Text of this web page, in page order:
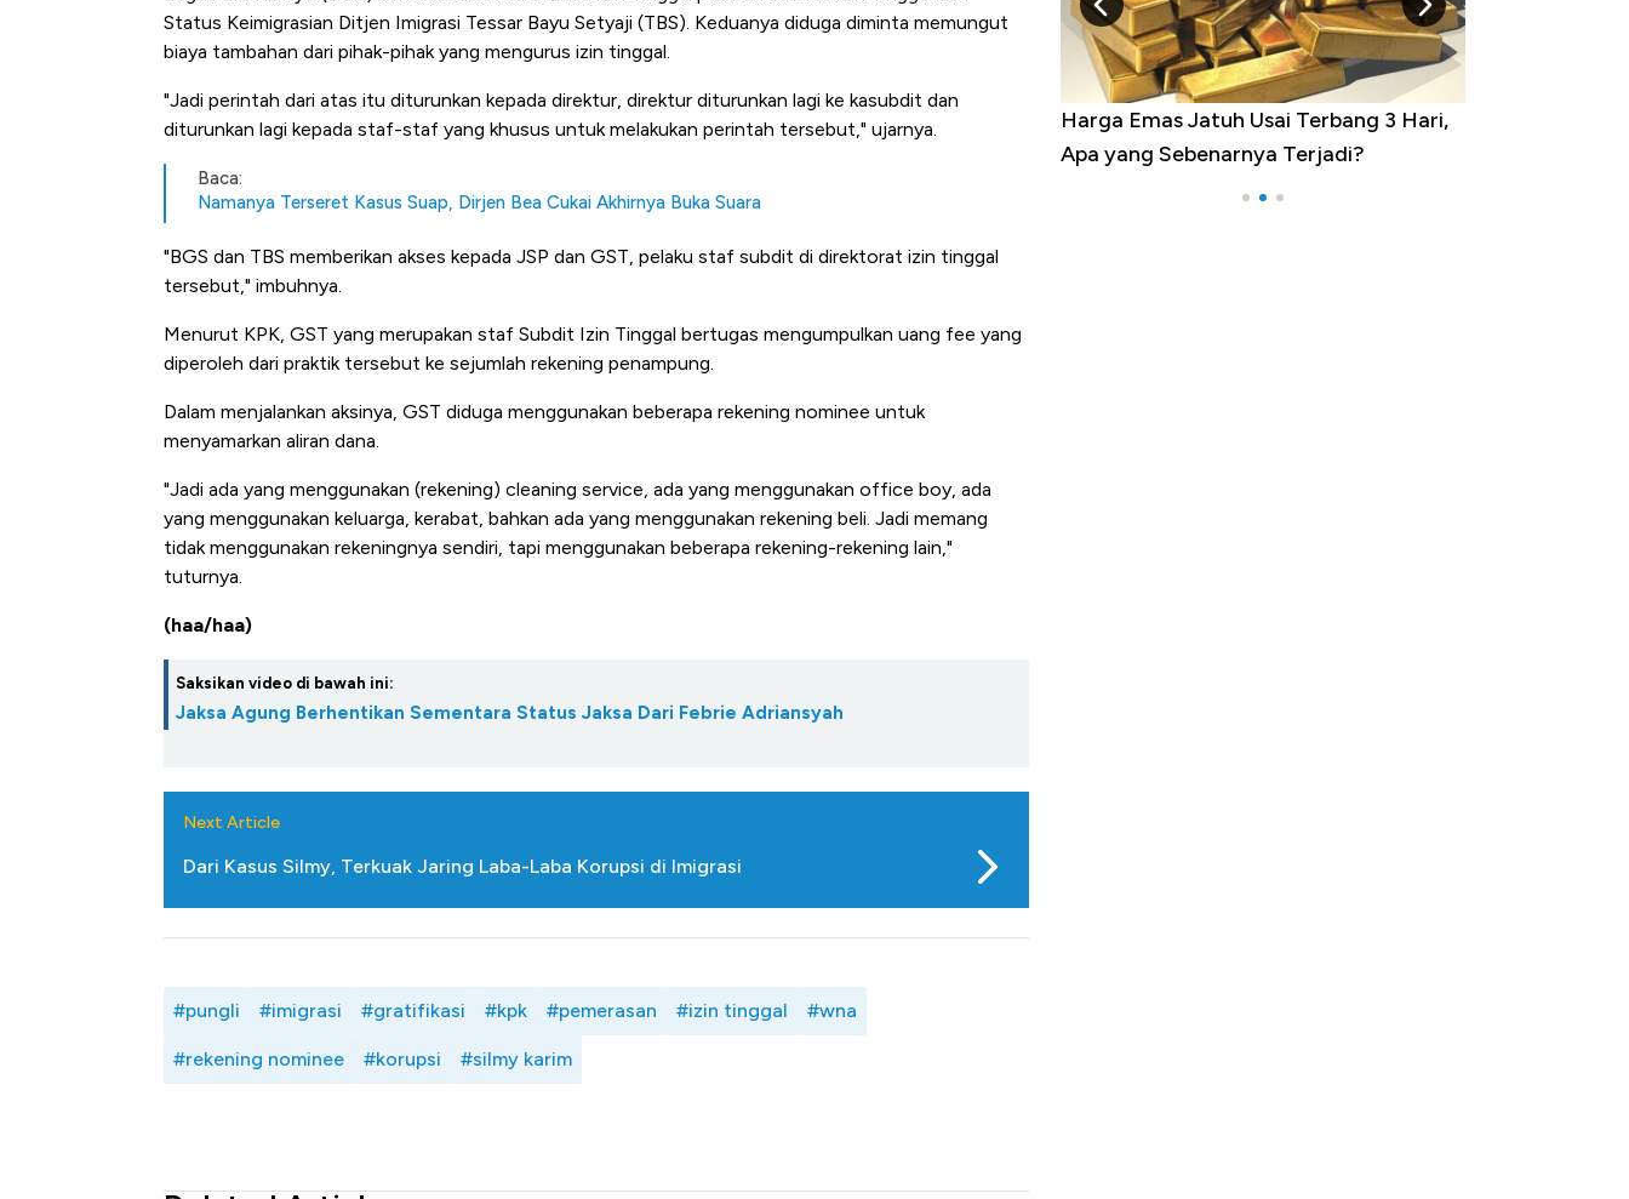
Status Keimigrasian Ditjen Imigrasi Tessar Bayu Setyaji (TBS). Keduanya diduga diminta memungut
biaya tambahan dari pihak-pihak yang mengurus izin tinggal.
"Jadi perintah dari atas itu diturunkan kepada direktur, direktur diturunkan lagi ke kasubdit dan
diturunkan lagi kepada staf-staf yang khusus untuk melakukan perintah tersebut," ujarnya.
Baca:
Namanya Terseret Kasus Suap, Dirjen Bea Cukai Akhirnya Buka Suara
"BGS dan TBS memberikan akses kepada JSP dan GST, pelaku staf subdit di direktorat izin tinggal
tersebut," imbuhnya.
Menurut KPK, GST yang merupakan staf Subdit Izin Tinggal bertugas mengumpulkan uang fee yang
diperoleh dari praktik tersebut ke sejumlah rekening penampung.
Dalam menjalankan aksinya, GST diduga menggunakan beberapa rekening nominee untuk
menyamarkan aliran dana.
"Jadi ada yang menggunakan (rekening) cleaning service, ada yang menggunakan office boy, ada
yang menggunakan keluarga, kerabat, bahkan ada yang menggunakan rekening beli. Jadi memang
tidak menggunakan rekeningnya sendiri, tapi menggunakan beberapa rekening-rekening lain,"
tuturnya.
(haa/haa)
Saksikan video di bawah ini:
Jaksa Agung Berhentikan Sementara Status Jaksa Dari Febrie Adriansyah
Next Article
Dari Kasus Silmy, Terkuak Jaring Laba-Laba Korupsi di Imigrasi
#pungli #imigrasi #gratifikasi #kpk #pemerasan #izin tinggal #wna
#rekening nominee #korupsi #silmy karim
Harga Batu Bara Bangkit, Ada Kabar
Harga Emas Jatuh Usai Terbang 3 Hari,
Apa yang Sebenarnya Terjadi?